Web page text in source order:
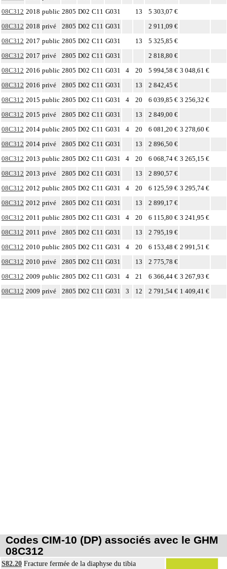
08C312 2018 public 2805 D02 C11 G031 13
5 303,07 €
08C312 2018 privé 2805 D02 C11 G031
2 911,09 €
08C312 2017 public 2805 D02 C11 G031 13
5 325,85 €
08C312 2017 privé 2805 D02 C11 G031
2 818,80 €
08C312 2016 public 2805 D02 C11 G031 4 20 5 994,58 € 3 048,61 €
08C312 2016 privé 2805 D02 C11 G031 13
2 842,45 €
08C312 2015 public 2805 D02 C11 G031 4 20 6 039,85 € 3 256,32 €
08C312 2015 privé 2805 D02 C11 G031 13
2 849,00 €
08C312 2014 public 2805 D02 C11 G031 4 20 6 081,20 € 3 278,60 €
08C312 2014 privé 2805 D02 C11 G031 13
2 896,50 €
08C312 2013 public 2805 D02 C11 G031 4 20 6 068,74 € 3 265,15 €
08C312 2013 privé 2805 D02 C11 G031 13
2 890,57 €
08C312 2012 public 2805 D02 C11 G031 4 20 6 125,59 € 3 295,74 €
08C312 2012 privé 2805 D02 C11 G031 13
2 899,17 €
08C312 2011 public 2805 D02 C11 G031 4 20 6 115,80 € 3 241,95 €
08C312 2011 privé 2805 D02 C11 G031 13
2 795,19 €
08C312 2010 public 2805 D02 C11 G031 4 20 6 153,48 € 2 991,51 €
08C312 2010 privé 2805 D02 C11 G031 13
2 775,78 €
08C312 2009 public 2805 D02 C11 G031 4 21 6 366,44 € 3 267,93 €
08C312 2009 privé 2805 D02 C11 G031 3 12 2 791,54 € 1 409,41 €
Codes CIM-10 (DP) associés avec le GHM
08C312
S82.20 Fracture fermée de la diaphyse du tibia